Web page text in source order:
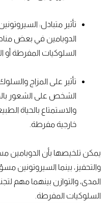
تأثير متبادل:
الدوبامين في بعض
السلوكيات المفرطة أو
تأثير على المزاج
الشخص على الشعور
والاستمتاع بالحياة
خارجية مفرطة.
يمكن تلخيصها بأن الدوبامين
والتحفيز، بينما السيروتونين
المدى، والتوازن بينهما مهم
السلوكيات المفرطة.